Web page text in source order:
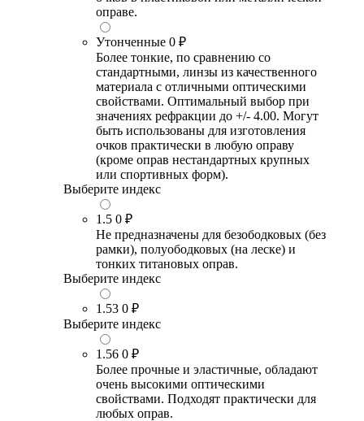
оправе.
Утонченные 0 ₽
Более тонкие, по сравнению со
стандартными, линзы из качественного
материала с отличными оптическими
свойствами. Оптимальный выбор при
значениях рефракции до +/- 4.00. Могут
быть использованы для изготовления
очков практически в любую оправу
(кроме оправ нестандартных крупных
или спортивных форм).
Выберите индекс
1.5 0 ₽
Не предназначены для безободковых (без
рамки), полуободковых (на леске) и
тонких титановых оправ.
Выберите индекс
1.53 0 ₽
Выберите индекс
1.56 0 ₽
Более прочные и эластичные, обладают
очень высокими оптическими
свойствами. Подходят практически для
любых оправ.